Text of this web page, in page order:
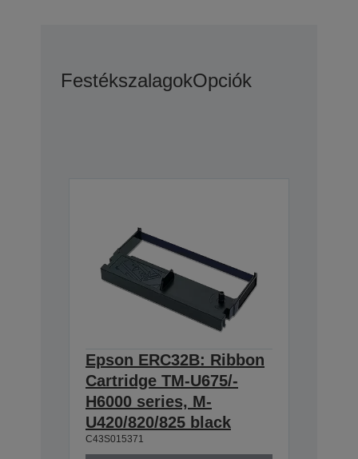
FestékszalagokOpciók
Epson ERC32B: Ribbon
Cartridge TM-U675/-
H6000 series, M-
U420/820/825 black
C43S015371